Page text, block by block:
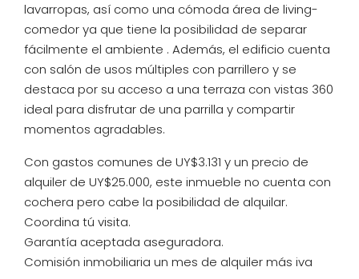
lavarropas, así como una cómoda área de living-
comedor ya que tiene la posibilidad de separar
fácilmente el ambiente . Además, el edificio cuenta
con salón de usos múltiples con parrillero y se
destaca por su acceso a una terraza con vistas 360
ideal para disfrutar de una parrilla y compartir
momentos agradables.
Con gastos comunes de UY$3.131 y un precio de
alquiler de UY$25.000, este inmueble no cuenta con
cochera pero cabe la posibilidad de alquilar.
Coordina tú visita.
Garantía aceptada aseguradora.
Comisión inmobiliaria un mes de alquiler más iva